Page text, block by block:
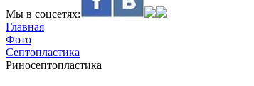
Мы в соцсетях:
Главная
Фото
Септопластика
Риносептопластика